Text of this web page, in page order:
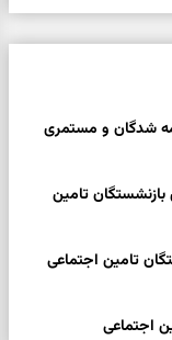
شدگان و مستمری
بازنشستگان تامین
فروردین ۱۴۰۵ بازنشستگان تامین اجتماعی
اجتماعی